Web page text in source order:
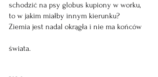
schodzić na psy globus kupiony w worku,
to w jakim miałby innym kierunku?
Ziemia jest nadal okrągła i nie ma końców
świata.